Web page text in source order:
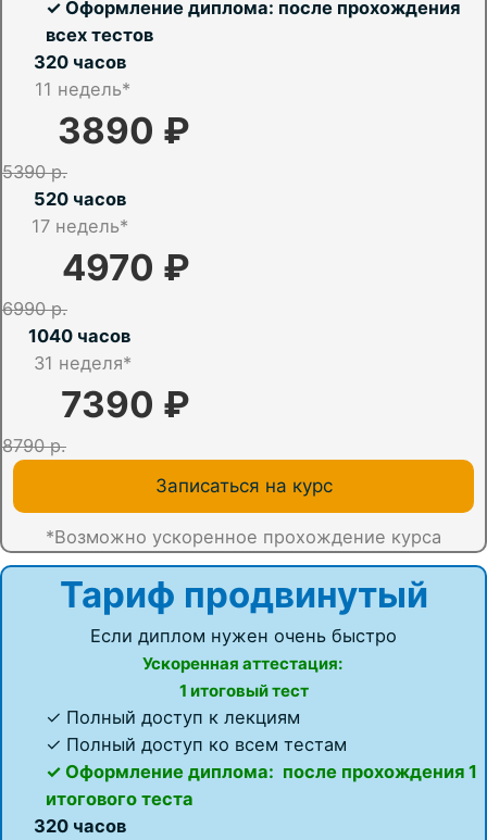
✓ Оформление диплома: после прохождения
всех тестов
320 часов
11 недель*
3890 ₽
5390 р.
520 часов
17недель*
4970 ₽
6990 р.
1040 часов
31 неделя*
7390 ₽
8790 р.
Записаться на курс
*Возможно ускоренное прохождение курса
Тариф продвинутый
Если диплом нужен очень быстро
Ускоренная аттестация:
1 итоговый тест
✓ Полный доступ к лекциям
✓ Полный доступ ко всем тестам
✓ Оформление диплома: после прохождения 1
итогового теста
320 часов